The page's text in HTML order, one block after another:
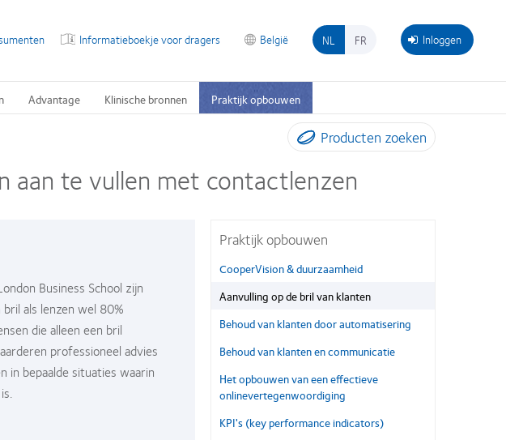
Inloggen
NL FR
België
Informatieboekje voor dragers
Advantage Klinische bronnen Praktijk opbouwen
Producten zoeken
aan te vullen met contactlenzen
Business School zijn
als lenzen wel 80%
die alleen een bril
professioneel advies
in bepaalde situaties waarin
Praktijk opbouwen
CooperVision & duurzaamheid
Aanvulling op de bril van klanten
Behoud van klanten door automatisering
Behoud van klanten en communicatie
Het opbouwen van een effectieve
onlinevertegenwoordiging
KPI's (key performance indicators)